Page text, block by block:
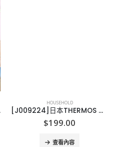
HOUSEHOLD
[J009224]日本THERMOS 不鏽鋼真空燜燒湯煲(可保泠)1000ml
199.00
查看內容